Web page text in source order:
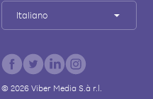
Italiano
© 2026Viber Media S.à r.l.